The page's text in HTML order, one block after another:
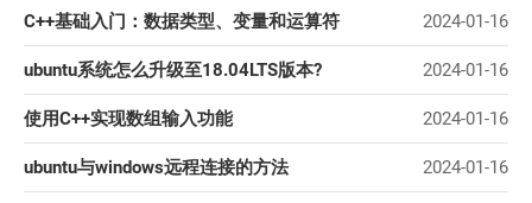
C++基础入门：数据类型、变量和运算符 2024-01-16
ubuntu系统怎么升级至18.04LTS版本? 2024-01-16
使用C++实现数组输入功能 2024-01-16
ubuntu与windows远程连接的方法 2024-01-16